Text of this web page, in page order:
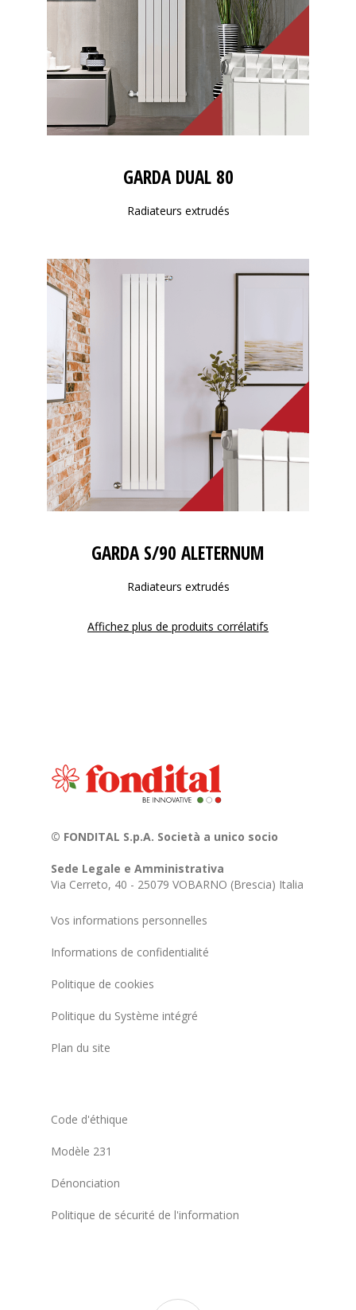
GARDA DUAL 80
Radiateurs extrudés
GARDA S/90 ALETERNUM
Radiateurs extrudés
Affichez plus de produits corrélatifs
© FONDITAL S.p.A. Società a unico socio
Sede Legale e Amministrativa
Via Cerreto, 40 - 25079 VOBARNO (Brescia) Italia
Vos informations personnelles
Informations de confidentialité
Politique de cookies
Politique du Système intégré
Plan du site
Code d'éthique
Modèle 231
Dénonciation
Politique de sécurité de l'information